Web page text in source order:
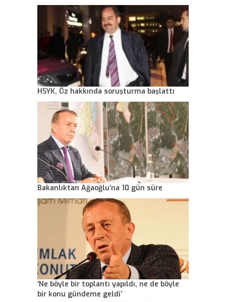
HSYK, Öz hakkında soruşturma başlattı
Bakanlıktan Ağaoğlu’na 10 gün süre
‘Ne böyle bir toplantı yapıldı, ne de böyle
bir konu gündeme geldi’